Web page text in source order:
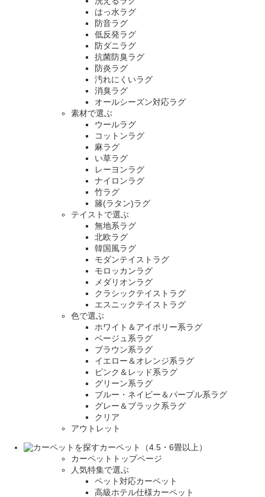
はっ水ラグ
防音ラグ
低反発ラグ
防ダニラグ
抗菌防臭ラグ
防炎ラグ
汚れにくいラグ
消臭ラグ
オールシーズン対応ラグ
素材で選ぶ
ウールラグ
コットンラグ
麻ラグ
い草ラグ
レーヨンラグ
ナイロンラグ
竹ラグ
籐(ラタン)ラグ
テイストで選ぶ
無地系ラグ
北欧ラグ
韓国風ラグ
モダンテイストラグ
モロッカンラグ
メダリオンラグ
クラシックテイストラグ
エスニックテイストラグ
色で選ぶ
ホワイト＆アイボリー系ラグ
ベージュ系ラグ
ブラウン系ラグ
イエロー＆オレンジ系ラグ
ピンク＆レッド系ラグ
グリーン系ラグ
ブルー・ネイビー＆パープル系ラグ
グレー＆ブラック系ラグ
クリア
アウトレット
カーペット（4.5・6畳以上）
カーペットトップページ
人気特集で選ぶ
ペット対応カーペット
高級ホテル仕様カーペット